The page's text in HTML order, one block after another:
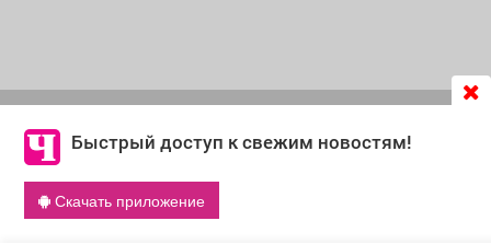
Быстрый доступ к свежим новостям!
Скачать приложение
согласие на обработку файлов cookie, которые
обеспечивают корректную работу сайта и сбора
информации для улучшения качества сервисов.
Что такое cookie